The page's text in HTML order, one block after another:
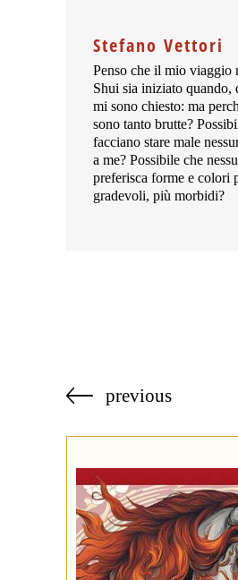
Stefano Vettori
Penso che il mio viaggio
Shui sia iniziato quando,
mi sono chiesto: ma
sono tanto brutte?
facciano stare male
a me? Possibile che
preferisca forme e colori
gradevoli, più morbidi?
previous